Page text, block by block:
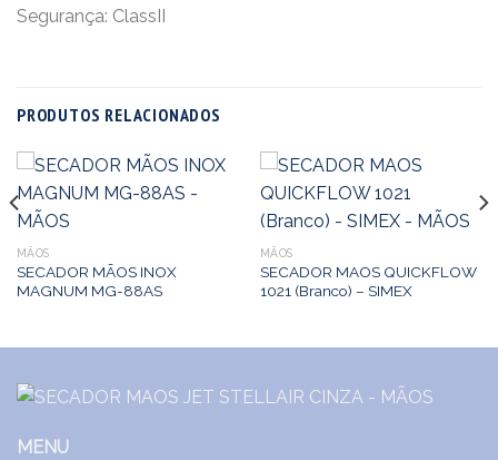
Segurança: ClassII
PRODUTOS RELACIONADOS
MÃOS
SECADOR MÃOS INOX
MAGNUM MG-88AS
MÃOS
SECADOR MAOS QUICKFLOW
1021 (Branco) – SIMEX
MENU